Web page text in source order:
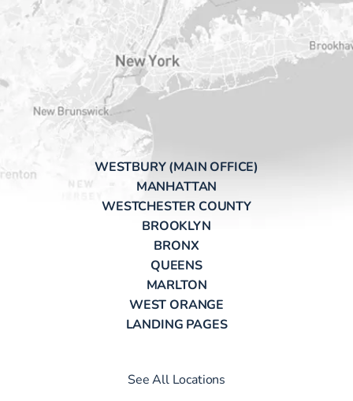
WESTBURY (MAIN OFFICE)
MANHATTAN
WESTCHESTER COUNTY
BROOKLYN
BRONX
QUEENS
MARLTON
WEST ORANGE
LANDING PAGES
See All Locations